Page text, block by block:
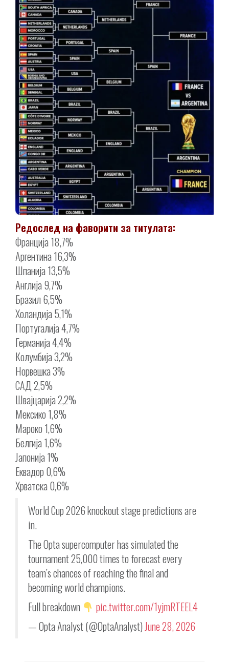
Редослед на фаворити за титулата:
Франција 18,7%
Аргентина 16,3%
Шпанија 13,5%
Англија 9,7%
Бразил 6,5%
Холандија 5,1%
Португалија 4,7%
Германија 4,4%
Колумбија 3,2%
Норвешка 3%
САД 2,5%
Швајцарија 2,2%
Мексико 1,8%
Мароко 1,6%
Белгија 1,6%
Јапонија 1%
Еквадор 0,6%
Хрватска 0,6%
World Cup 2026 knockout stage predictions are
in.
The Opta supercomputer has simulated the
tournament 25,000 times to forecast every
team’s chances of reaching the final and
becoming world champions.
Full breakdown
pic.twitter.com/1yjmRTEEL4
— Opta Analyst (@OptaAnalyst) June 28, 2026